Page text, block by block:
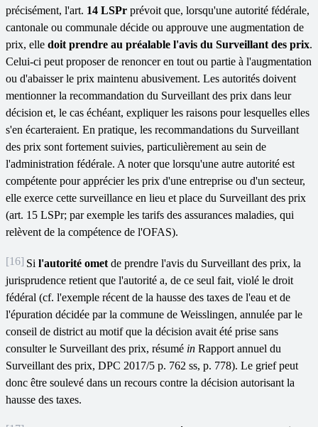
précisément, l'art. 14 LSPr prévoit que, lorsqu'une autorité fédérale,
cantonale ou communale décide ou approuve une augmentation de
prix, elle doit prendre au préalable l'avis du Surveillant des prix.
Celui-ci peut proposer de renoncer en tout ou partie à l'augmentation
ou d'abaisser le prix maintenu abusivement. Les autorités doivent
mentionner la recommandation du Surveillant des prix dans leur
décision et, le cas échéant, expliquer les raisons pour lesquelles elles
s'en écarteraient. En pratique, les recommandations du Surveillant
des prix sont fortement suivies, particulièrement au sein de
l'administration fédérale. A noter que lorsqu'une autre autorité est
compétente pour apprécier les prix d'une entreprise ou d'un secteur,
elle exerce cette surveillance en lieu et place du Surveillant des prix
(art. 15 LSPr; par exemple les tarifs des assurances maladies, qui
relèvent de la compétence de l'OFAS).
[16] Si l'autorité omet de prendre l'avis du Surveillant des prix, la
jurisprudence retient que l'autorité a, de ce seul fait, violé le droit
fédéral (cf. l'exemple récent de la hausse des taxes de l'eau et de
l'épuration décidée par la commune de Weisslingen, annulée par le
conseil de district au motif que la décision avait été prise sans
consulter le Surveillant des prix, résumé in Rapport annuel du
Surveillant des prix, DPC 2017/5 p. 762 ss, p. 778). Le grief peut
donc être soulevé dans un recours contre la décision autorisant la
hausse des taxes.